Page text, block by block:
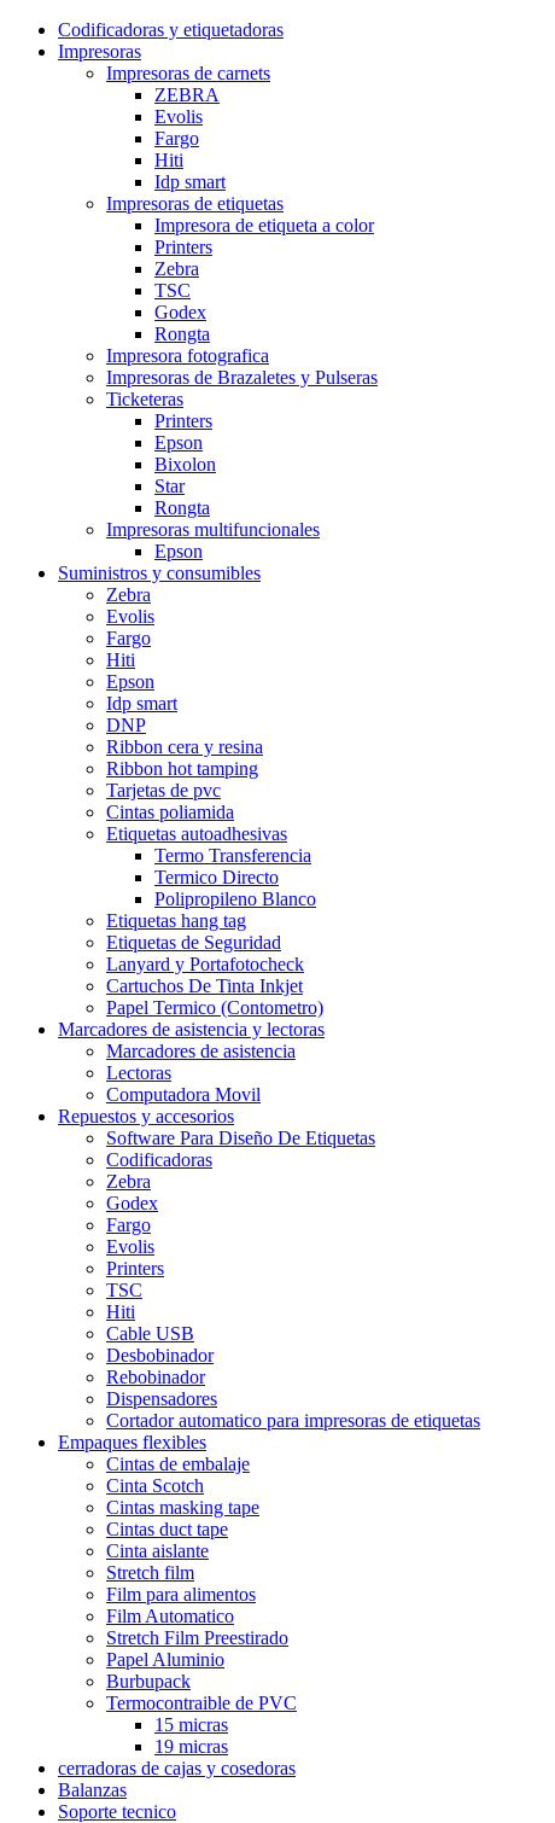
Codificadoras y etiquetadoras
Impresoras
Impresoras de carnets
ZEBRA
Evolis
Fargo
Hiti
Idp smart
Impresoras de etiquetas
Impresora de etiqueta a color
Printers
Zebra
TSC
Godex
Rongta
Impresora fotografica
Impresoras de Brazaletes y Pulseras
Ticketeras
Printers
Epson
Bixolon
Star
Rongta
Impresoras multifuncionales
Epson
Suministros y consumibles
Zebra
Evolis
Fargo
Hiti
Epson
Idp smart
DNP
Ribbon cera y resina
Ribbon hot tamping
Tarjetas de pvc
Cintas poliamida
Etiquetas autoadhesivas
Termo Transferencia
Termico Directo
Polipropileno Blanco
Etiquetas hang tag
Etiquetas de Seguridad
Lanyard y Portafotocheck
Cartuchos De Tinta Inkjet
Papel Termico (Contometro)
Marcadores de asistencia y lectoras
Marcadores de asistencia
Lectoras
Computadora Movil
Repuestos y accesorios
Software Para Diseño De Etiquetas
Codificadoras
Zebra
Godex
Fargo
Evolis
Printers
TSC
Hiti
Cable USB
Desbobinador
Rebobinador
Dispensadores
Cortador automatico para impresoras de etiquetas
Empaques flexibles
Cintas de embalaje
Cinta Scotch
Cintas masking tape
Cintas duct tape
Cinta aislante
Stretch film
Film para alimentos
Film Automatico
Stretch Film Preestirado
Papel Aluminio
Burbupack
Termocontraible de PVC
15 micras
19 micras
cerradoras de cajas y cosedoras
Balanzas
Soporte tecnico